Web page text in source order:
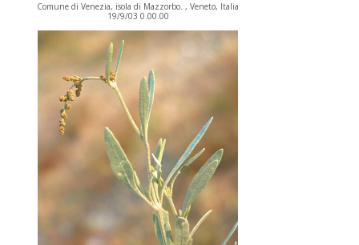
Comune di Venezia, isola di Mazzorbo. , Veneto, Italia
19/9/03 0.00.00